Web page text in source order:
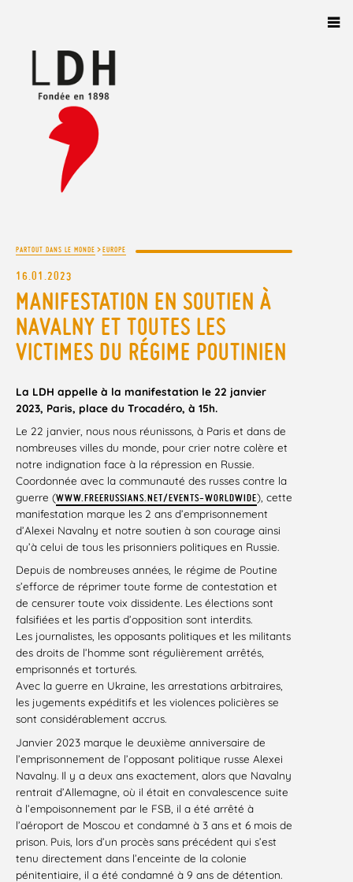
PARTOUT DANS LE MONDE >EUROPE
16.01.2023
MANIFESTATION EN SOUTIEN À
NAVALNY ET TOUTES LES
VICTIMES DU RÉGIME POUTINIEN
La LDH appelle à la manifestation le 22 janvier
2023, Paris, place du Trocadéro, à 15h.
Le 22 janvier, nous nous réunissons, à Paris et dans de
nombreuses villes du monde, pour crier notre colère et
notre indignation face à la répression en Russie.
Coordonnée avec la communauté des russes contre la
guerre (WWW.FREERUSSIANS.NET/EVENTS-WORLDWIDE), cette
manifestation marque les 2 ans d’emprisonnement
d’Alexei Navalny et notre soutien à son courage ainsi
qu’à celui de tous les prisonniers politiques en Russie.
Depuis de nombreuses années, le régime de Poutine
s’efforce de réprimer toute forme de contestation et
de censurer toute voix dissidente. Les élections sont
falsifiées et les partis d’opposition sont interdits.
Les journalistes, les opposants politiques et les militants
des droits de l’homme sont régulièrement arrêtés,
emprisonnés et torturés.
Avec la guerre en Ukraine, les arrestations arbitraires,
les jugements expéditifs et les violences policières se
sont considérablement accrus.
Janvier 2023 marque le deuxième anniversaire de
l’emprisonnement de l’opposant politique russe Alexei
Navalny. Il y a deux ans exactement, alors que Navalny
rentrait d’Allemagne, où il était en convalescence suite
à l’empoisonnement par le FSB, il a été arrêté à
l’aéroport de Moscou et condamné à 3 ans et 6 mois de
prison. Puis, lors d’un procès sans précédent qui s’est
tenu directement dans l’enceinte de la colonie
pénitentiaire, il a été condamné à 9 ans de détention.